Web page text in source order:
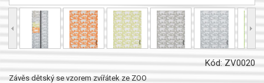
Kód: ZV0020
Závěs dětský se vzorem zvířátek ze ZOO